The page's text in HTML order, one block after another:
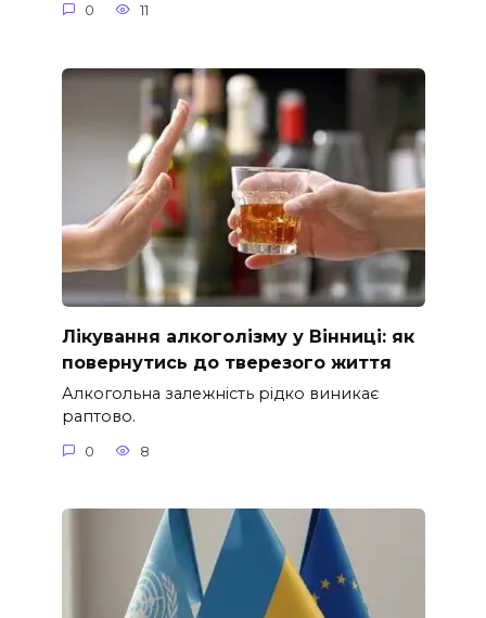
0 11
Лікування алкоголізму у Вінниці: як
повернутись до тверезого життя
Алкогольна залежність рідко виникає
раптово.
0 8